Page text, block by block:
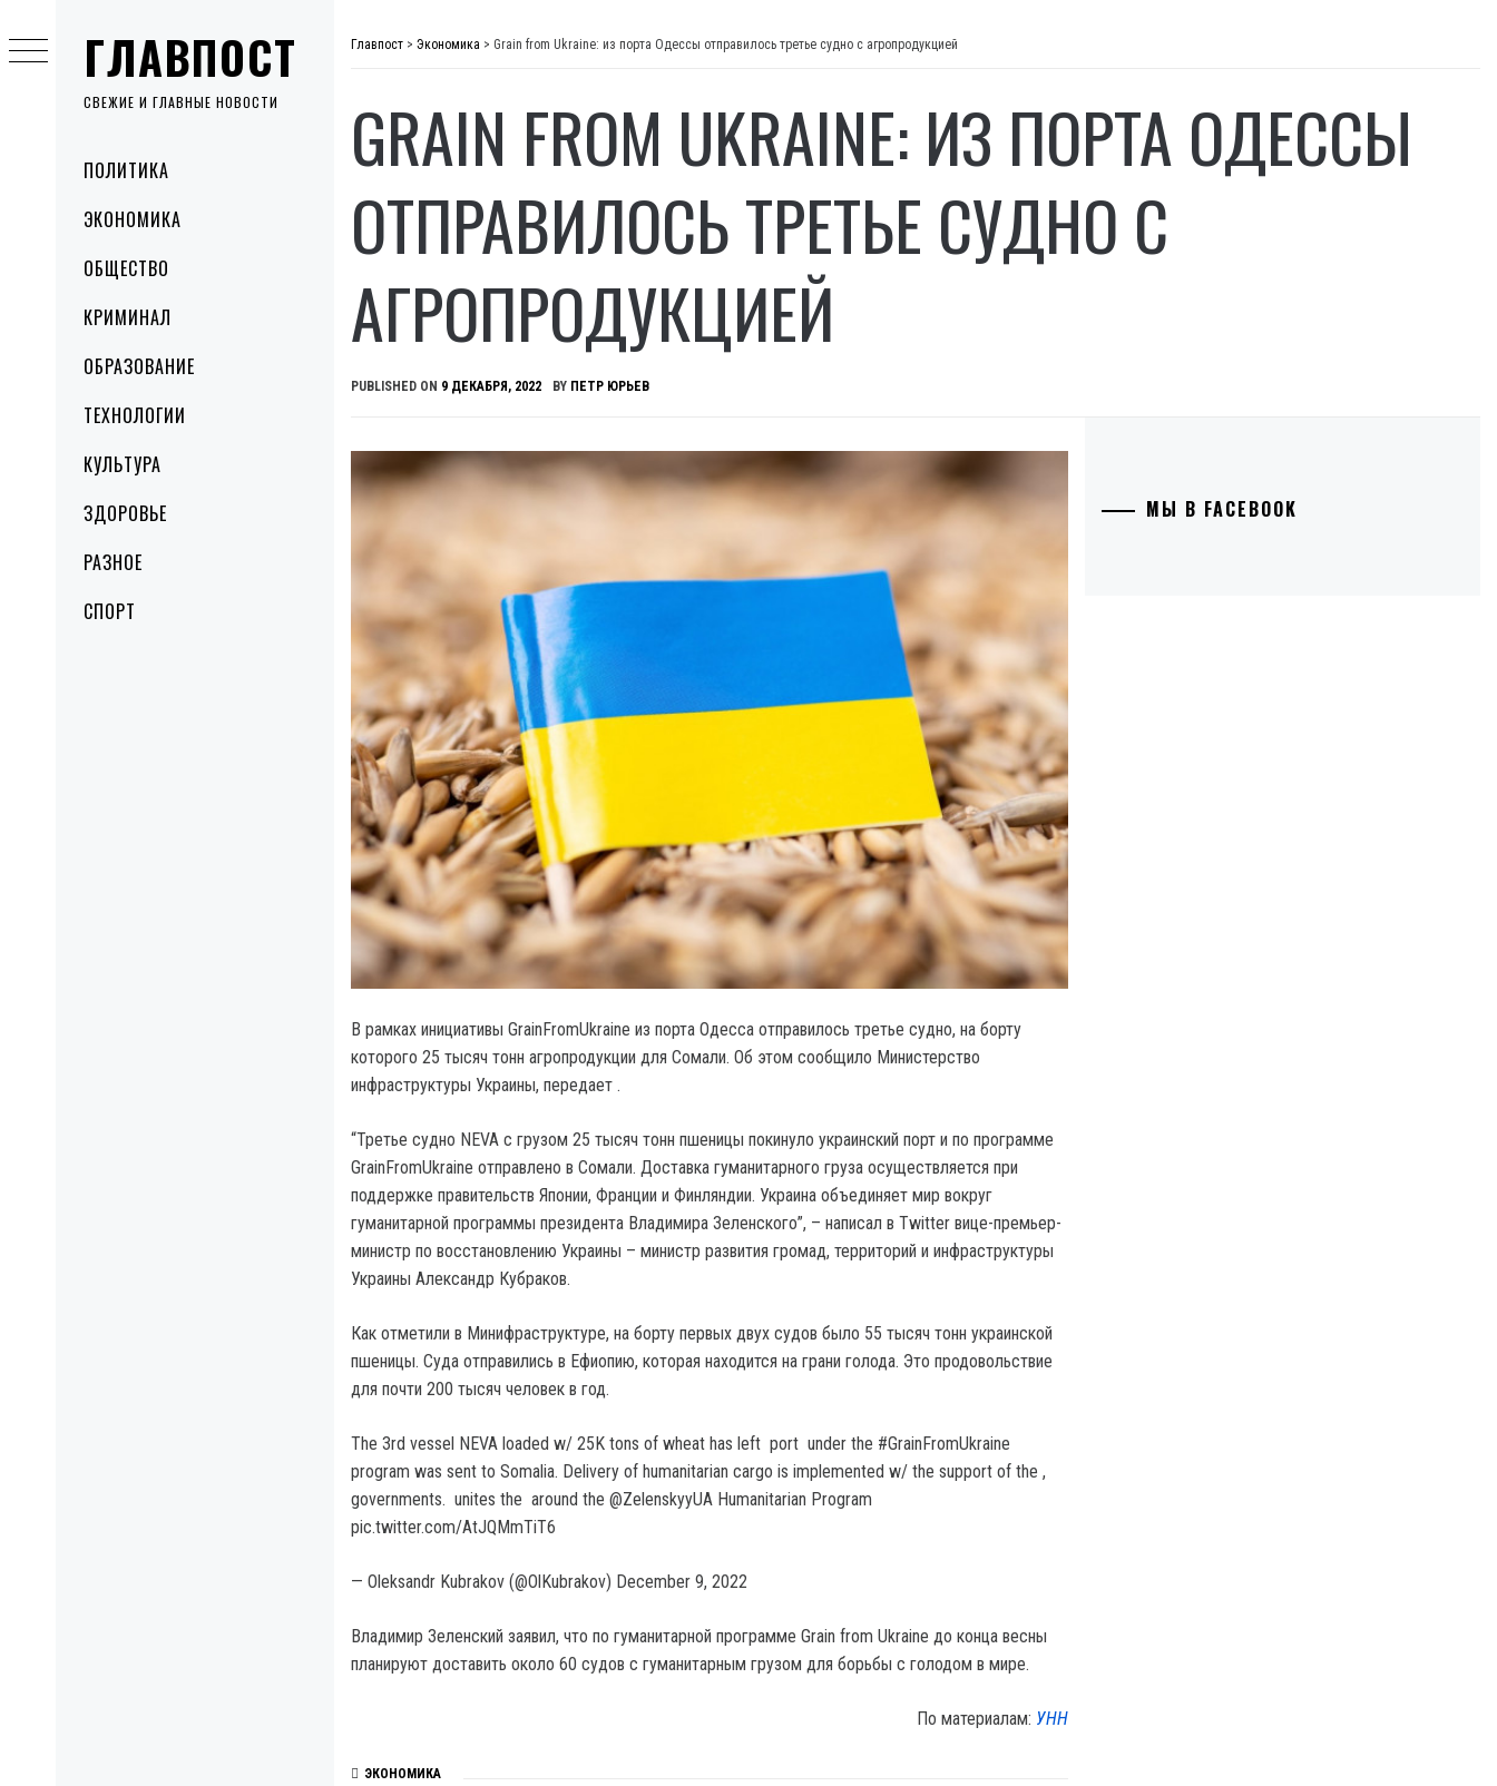
ГЛАВПОСТ
СВЕЖИЕ И ГЛАВНЫЕ НОВОСТИ
MenuПОЛИТИКА
ЭКОНОМИКА
ОБЩЕСТВО
КРИМИНАЛ
ОБРАЗОВАНИЕ
ТЕХНОЛОГИИ
КУЛЬТУРА
ЗДОРОВЬЕ
РАЗНОЕ
СПОРТ
to
content
Главпост > Экономика > Grain from Ukraine: из порта Одессы отправилось третье судно с агропродукцией
GRAIN FROM UKRAINE: ИЗ ПОРТА ОДЕССЫ
ОТПРАВИЛОСЬ ТРЕТЬЕ СУДНО С
АГРОПРОДУКЦИЕЙ
PUBLISHED ON 9 ДЕКАБРЯ, 2022 BY ПЕТР ЮРЬЕВ
В рамках инициативы GrainFromUkraine из порта Одесса отправилось третье судно, на борту
которого 25 тысяч тонн агропродукции для Сомали. Об этом сообщило Министерство
инфраструктуры Украины, передает .
“Третье судно NEVA с грузом 25 тысяч тонн пшеницы покинуло украинский порт и по программе
GrainFromUkraine отправлено в Сомали. Доставка гуманитарного груза осуществляется при
поддержке правительств Японии, Франции и Финляндии. Украина объединяет мир вокруг
гуманитарной программы президента Владимира Зеленского”, – написал в Twitter вице-премьер-
министр по восстановлению Украины – министр развития громад, территорий и инфраструктуры
Украины Александр Кубраков.
Как отметили в Минифраструктуре, на борту первых двух судов было 55 тысяч тонн украинской
пшеницы. Суда отправились в Ефиопию, которая находится на грани голода. Это продовольствие
для почти 200 тысяч человек в год.
The 3rd vessel NEVA loaded w/ 25K tons of wheat has left port under the #GrainFromUkraine
program was sent to Somalia. Delivery of humanitarian cargo is implemented w/ the support of the ,
governments. unites the around the @ZelenskyyUA Humanitarian Program
pic.twitter.com/AtJQMmTiT6
— Oleksandr Kubrakov (@OlKubrakov) December 9, 2022
Владимир Зеленский заявил, что по гуманитарной программе Grain from Ukraine до конца весны
планируют доставить около 60 судов с гуманитарным грузом для борьбы с голодом в мире.
По материалам: УНН
ЭКОНОМИКА
МЫ В FACEBOOK